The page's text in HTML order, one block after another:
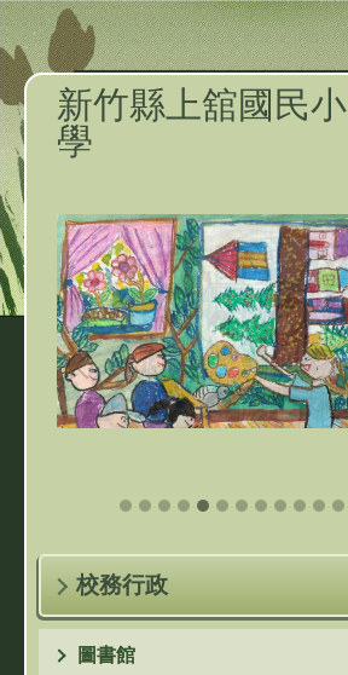
跳
到
主
要
內
容
區
新竹縣上舘國民小
學
校務行政
圖書館